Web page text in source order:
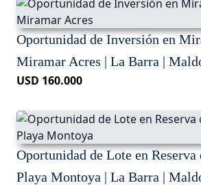
Oportunidad de Inversión en
Miramar Acres | La Barra |
USD 160.000
Oportunidad de Lote en
Playa Montoya | La Barra |